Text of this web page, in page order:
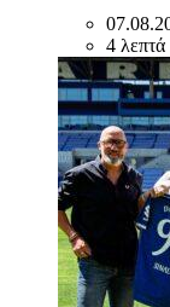
4 λεπτά